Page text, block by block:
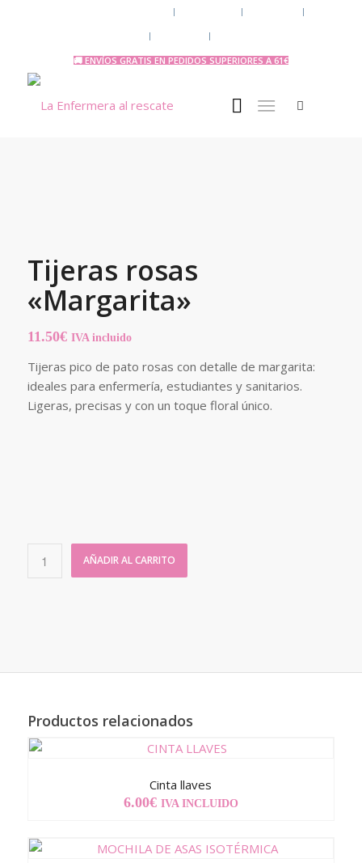
🚚 ENVÍOS GRATIS EN PEDIDOS SUPERIORES A 61€
Tijeras rosas
«Margarita»
11.50€ IVA incluido
Tijeras pico de pato rosas con detalle de margarita:
ideales para enfermería, estudiantes y sanitarios.
Ligeras, precisas y con un toque floral único.
AÑADIR AL CARRITO
Productos relacionados
Cinta llaves
6.00€ IVA INCLUIDO